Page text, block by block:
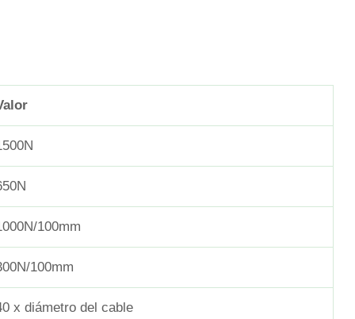
100mm
100mm
x diámetro del cable